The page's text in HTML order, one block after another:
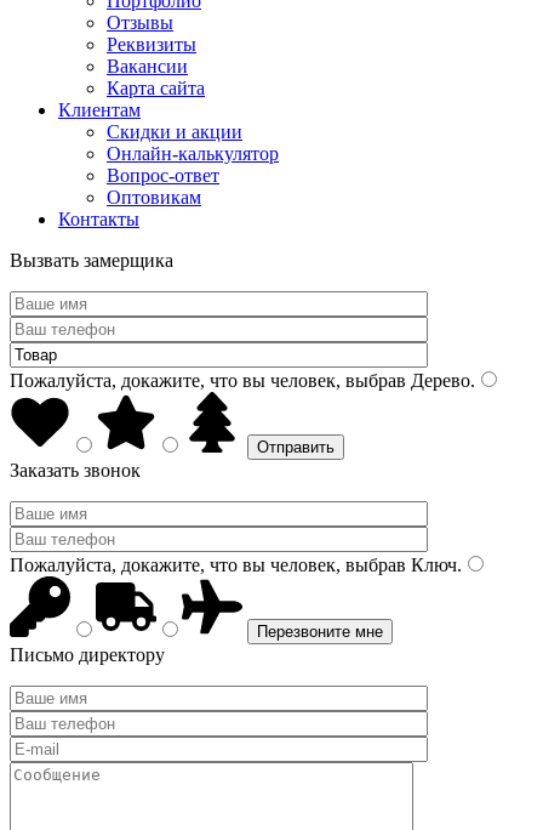
Отзывы
Реквизиты
Вакансии
Карта сайта
Клиентам
Скидки и акции
Онлайн-калькулятор
Вопрос-ответ
Оптовикам
Контакты
Вызвать замерщика
Пожалуйста, докажите, что вы человек, выбрав Дерево.
Заказать звонок
Пожалуйста, докажите, что вы человек, выбрав Ключ.
Письмо директору